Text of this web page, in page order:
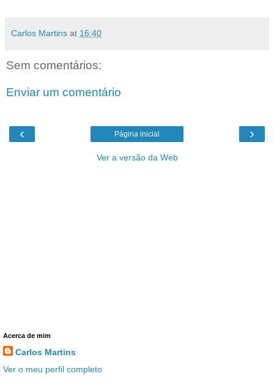
Carlos Martins at 16:40
Sem comentários:
Enviar um comentário
‹ ›
Página inicial
Ver a versão da Web
Acerca de mim
Carlos Martins
Ver o meu perfil completo